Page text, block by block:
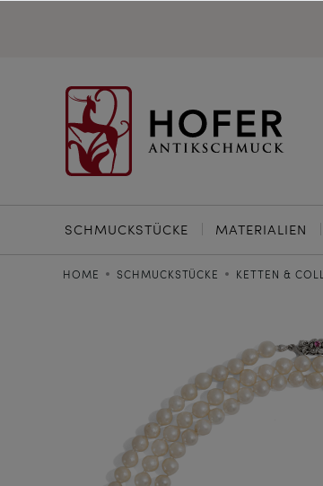
SCHMUCKSTÜCKE MATERIALIEN
HOME SCHMUCKSTÜCKE KETTEN &